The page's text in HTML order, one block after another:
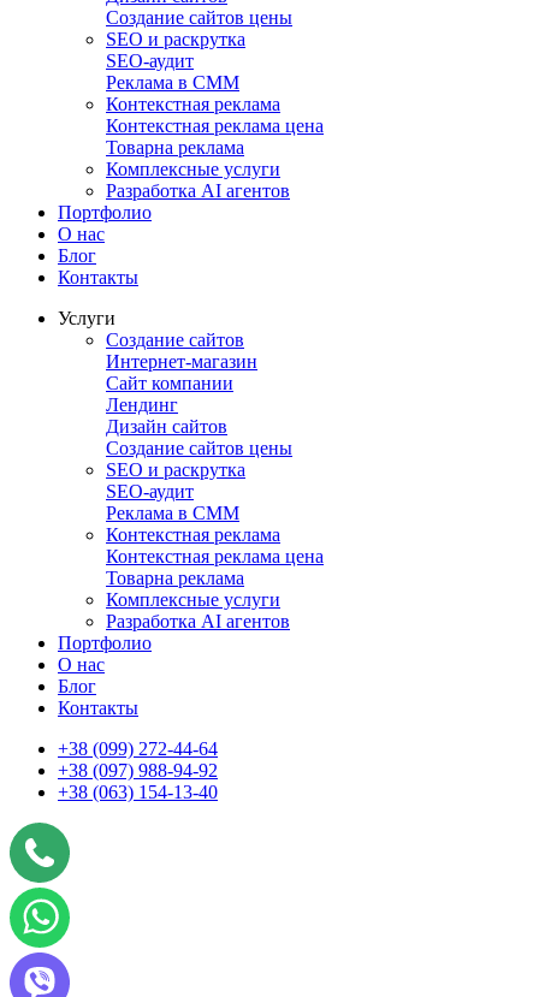
Создание сайтов цены
SEO и раскрутка
SEO-аудит
Реклама в СММ
Контекстная реклама
Контекстная реклама цена
Товарна реклама
Комплексные услуги
Разработка AI агентов
Портфолио
О нас
Блог
Контакты
Услуги
Создание сайтов
Интернет-магазин
Сайт компании
Лендинг
Дизайн сайтов
Создание сайтов цены
SEO и раскрутка
SEO-аудит
Реклама в СММ
Контекстная реклама
Контекстная реклама цена
Товарна реклама
Комплексные услуги
Разработка AI агентов
Портфолио
О нас
Блог
Контакты
+38 (099) 272-44-64
+38 (097) 988-94-92
+38 (063) 154-13-40